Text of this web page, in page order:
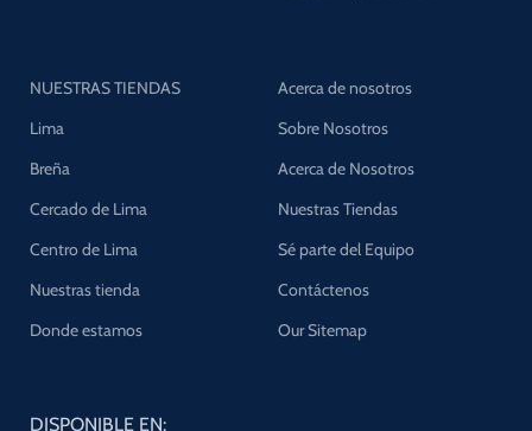
NUESTRAS TIENDAS
Lima
Breña
Cercado de Lima
Centro de Lima
Nuestras tienda
Donde estamos
Acerca de nosotros
Sobre Nosotros
Acerca de Nosotros
Nuestras Tiendas
Sé parte del Equipo
Contáctenos
Our Sitemap
DISPONIBLE EN: